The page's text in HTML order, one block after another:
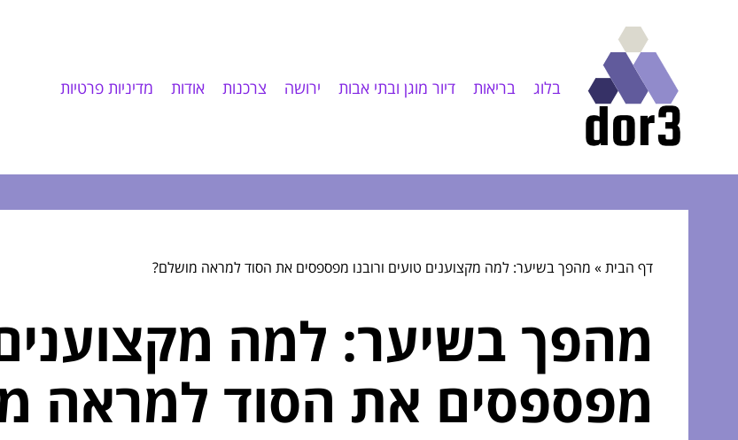
בלוג בריאות דיור מוגן ובתי אבות ירושה צרכנות אודות מדיניות פרטיות
דף הבית» מהפך בשיער: למה מקצוענים טועים ורובנו מפספסים את הסוד למראה מושלם?
מהפך בשיער: למה מקצוענים
מפספסים את הסוד למראה